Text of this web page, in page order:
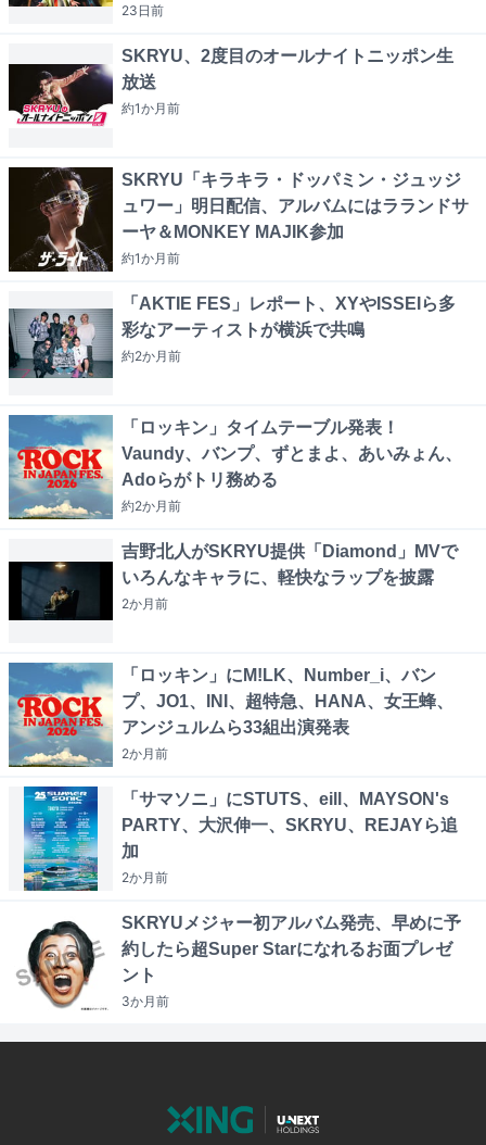
23日前
SKRYU、2度目のオールナイトニッポン生
放送
約1か月前
SKRYU「キラキラ・ドッパミン・ジュッジ
ュワー」明日配信、アルバムにはラランドサ
ーヤ＆MONKEY MAJIK参加
約1か月前
「AKTIE FES」レポート、XYやISSEIら多
彩なアーティストが横浜で共鳴
約2か月前
「ロッキン」タイムテーブル発表！
Vaundy、バンプ、ずとまよ、あいみょん、
Adoらがトリ務める
約2か月前
吉野北人がSKRYU提供「Diamond」MVで
いろんなキャラに、軽快なラップを披露
2か月前
「ロッキン」にM!LK、Number_i、バン
プ、JO1、INI、超特急、HANA、女王蜂、
アンジュルムら33組出演発表
2か月前
「サマソニ」にSTUTS、eill、MAYSON's
PARTY、大沢伸一、SKRYU、REJAYら追
加
2か月前
SKRYUメジャー初アルバム発売、早めに予
約したら超Super Starになれるお面プレゼ
ント
3か月前